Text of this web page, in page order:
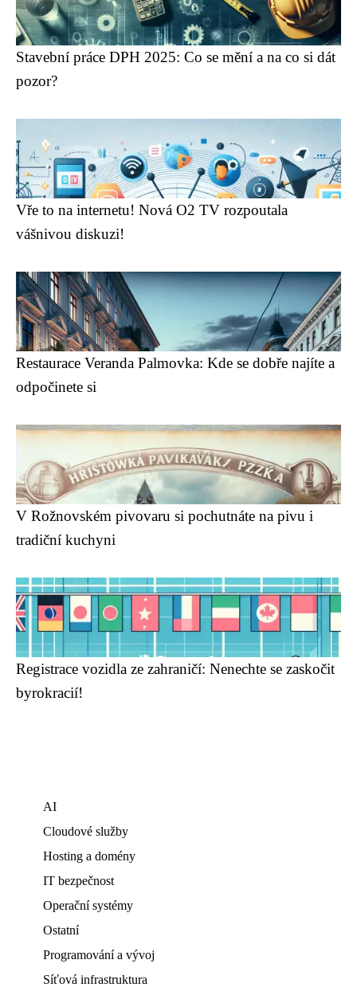
Stavební práce DPH 2025: Co se mění a na co si dát
pozor?
Vře to na internetu! Nová O2 TV rozpoutala
vášnivou diskuzi!
Restaurace Veranda Palmovka: Kde se dobře najíte a
odpočinete si
V Rožnovském pivovaru si pochutnáte na pivu i
tradiční kuchyni
Registrace vozidla ze zahraničí: Nenechte se zaskočit
byrokracií!
AI
Cloudové služby
Hosting a domény
IT bezpečnost
Operační systémy
Ostatní
Programování a vývoj
Síťová infrastruktura